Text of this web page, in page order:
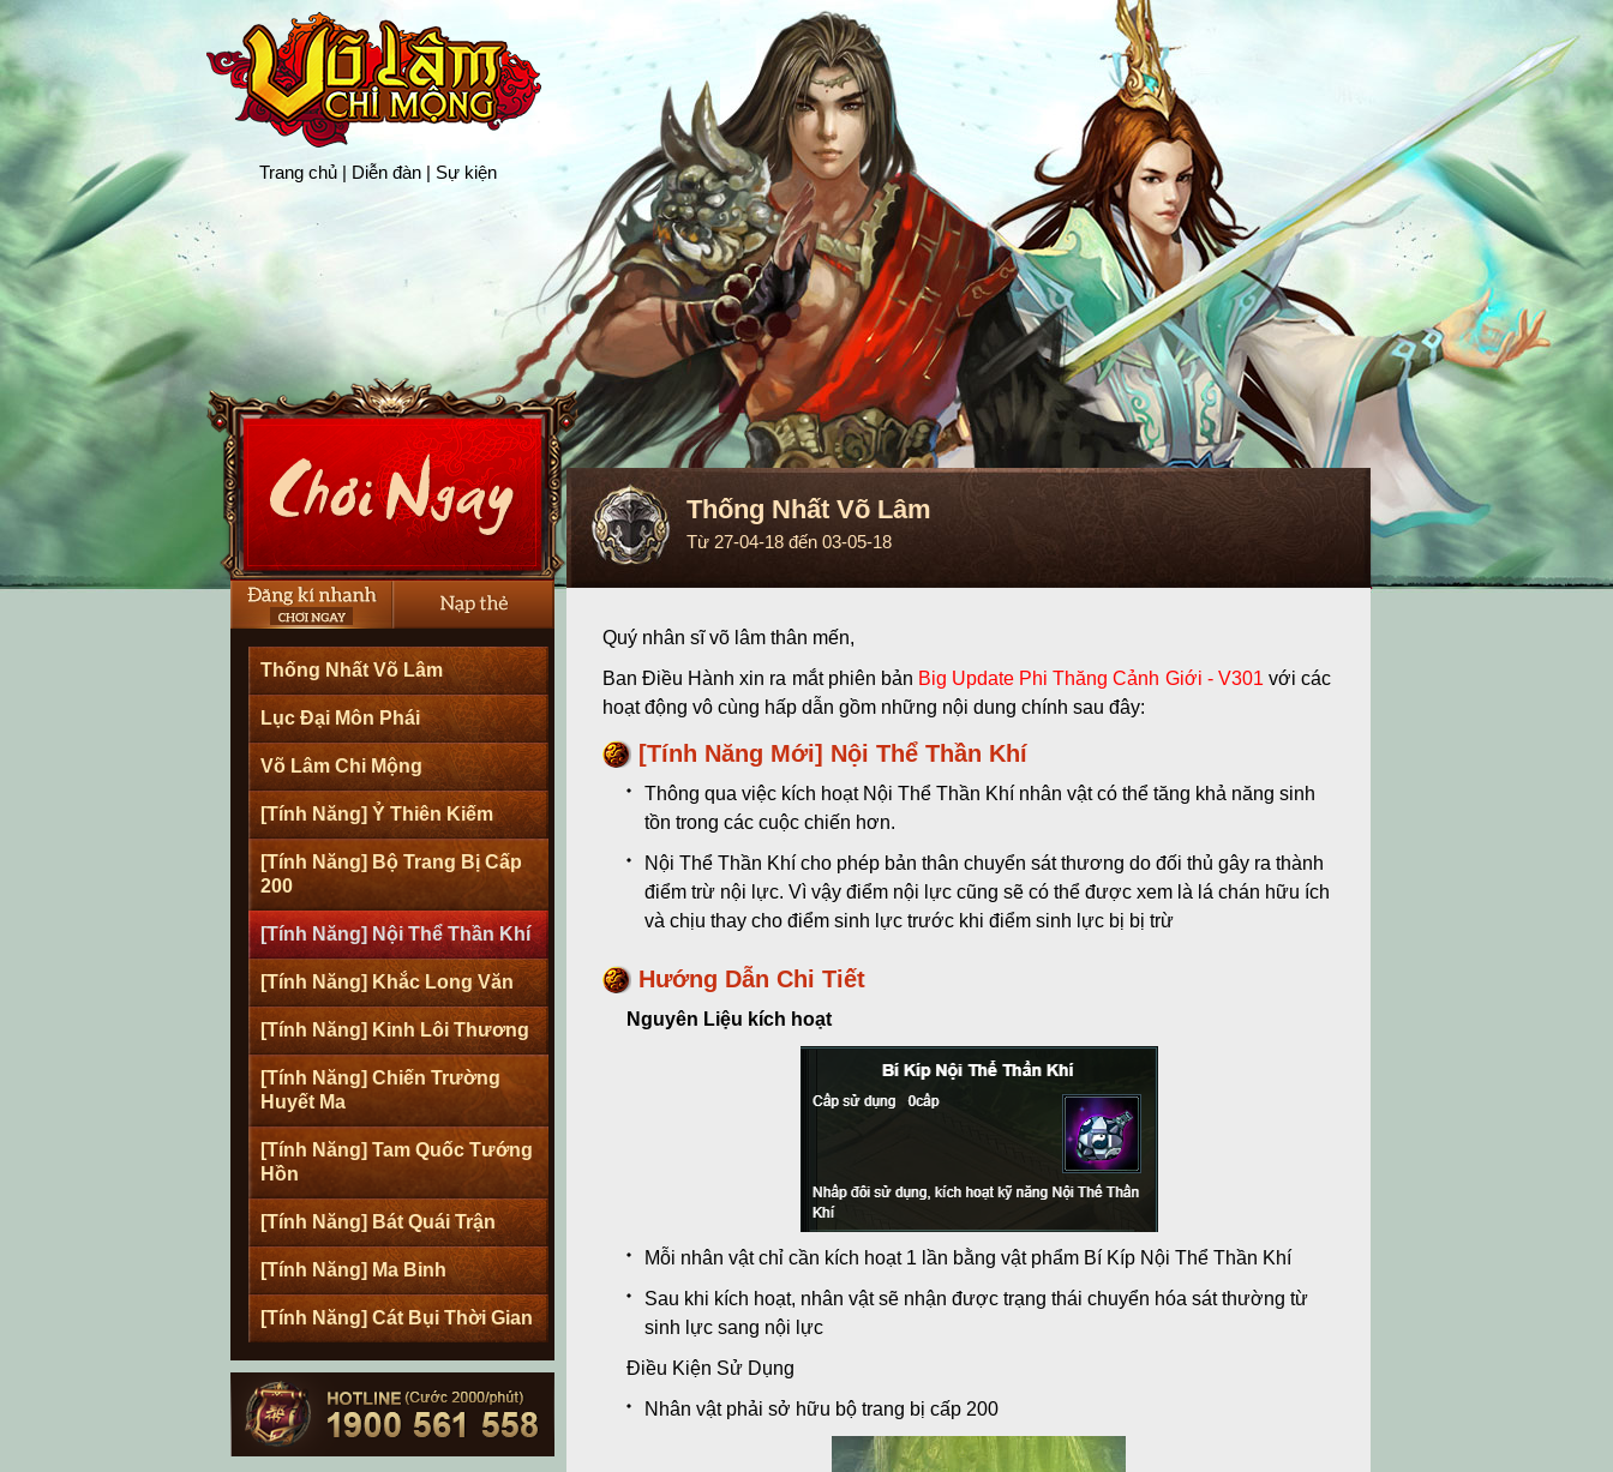
Trang chủ | Diễn đàn | Sự kiện
Thống Nhất Võ Lâm
Lục Đại Môn Phái
Võ Lâm Chi Mộng
[Tính Năng] Ỷ Thiên Kiếm
[Tính Năng] Bộ Trang Bị Cấp
200
[Tính Năng] Nội Thể Thần Khí
[Tính Năng] Khắc Long Văn
[Tính Năng] Kinh Lôi Thương
[Tính Năng] Chiến Trường
Huyết Ma
[Tính Năng] Tam Quốc Tướng
Hồn
[Tính Năng] Bát Quái Trận
[Tính Năng] Ma Binh
[Tính Năng] Cát Bụi Thời Gian
Thống Nhất Võ Lâm
Từ 27-04-18 đến 03-05-18
Quý nhân sĩ võ lâm thân mến,
Ban Điều Hành xin ra mắt phiên bản Big Update Phi Thăng Cảnh Giới - V301 với các
hoạt động vô cùng hấp dẫn gồm những nội dung chính sau đây:
[Tính Năng Mới] Nội Thể Thần Khí
Thông qua việc kích hoạt Nội Thể Thần Khí nhân vật có thể tăng khả năng sinh
tồn trong các cuộc chiến hơn.
Nội Thể Thần Khí cho phép bản thân chuyển sát thương do đối thủ gây ra thành
điểm trừ nội lực. Vì vậy điểm nội lực cũng sẽ có thể được xem là lá chán hữu ích
và chịu thay cho điểm sinh lực trước khi điểm sinh lực bị bị trừ
Hướng Dẫn Chi Tiết
Nguyên Liệu kích hoạt
Mỗi nhân vật chỉ cần kích hoạt 1 lần bằng vật phẩm Bí Kíp Nội Thể Thần Khí
Sau khi kích hoạt, nhân vật sẽ nhận được trạng thái chuyển hóa sát thường từ
sinh lực sang nội lực
Điều Kiện Sử Dụng
Nhân vật phải sở hữu bộ trang bị cấp 200